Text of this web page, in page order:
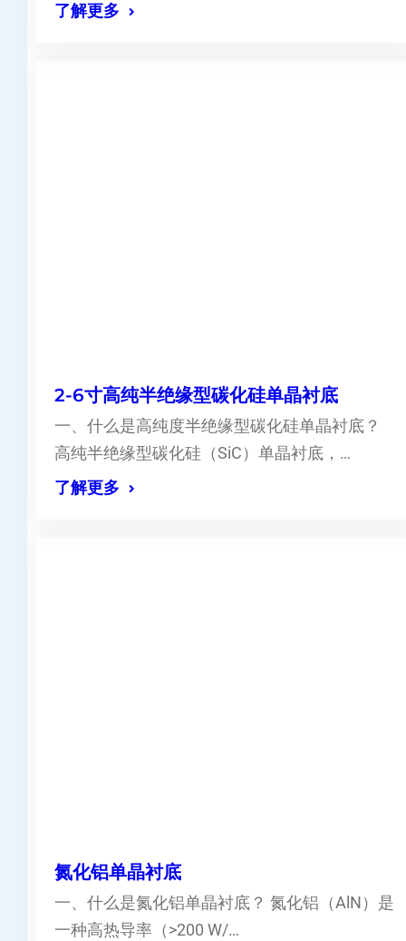
了解更多
2-6寸高纯半绝缘型碳化硅单晶衬底
一、什么是高纯度半绝缘型碳化硅单晶衬底？
高纯半绝缘型碳化硅（SiC）单晶衬底，…
了解更多
氮化铝单晶衬底
一、什么是氮化铝单晶衬底？ 氮化铝（AlN）是
一种高热导率（>200 W/…